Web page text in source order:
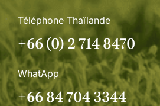
Téléphone Thaïlande
+66 (0) 2 714 8470
WhatApp
+66 84 704 3344